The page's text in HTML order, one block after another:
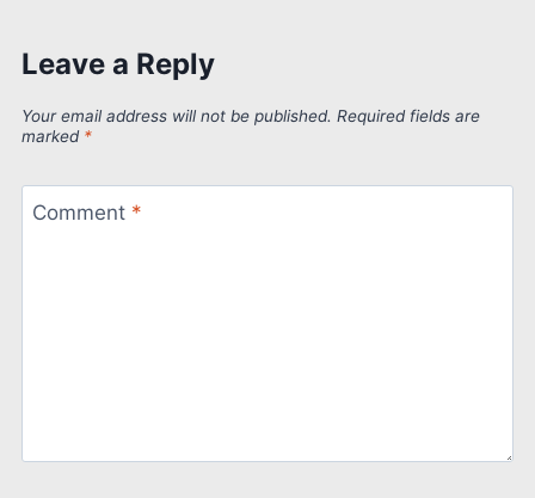
Leave a Reply
Your email address will not be published. Required fields are
marked *
Comment *